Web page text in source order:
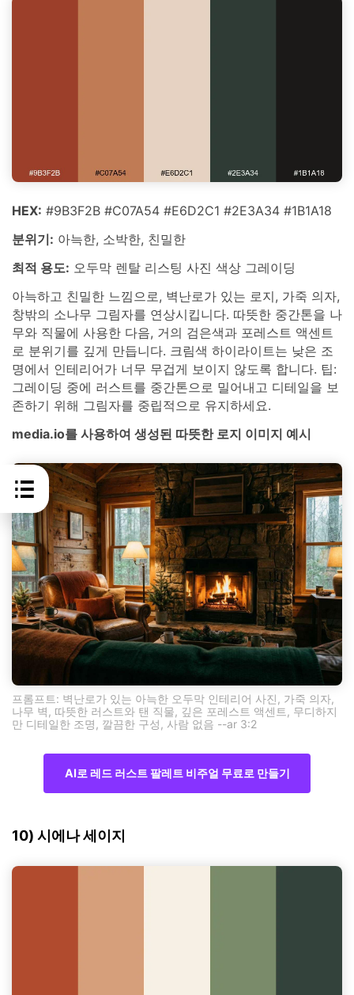
HEX: #9B3F2B #C07A54 #E6D2C1 #2E3A34 #1B1A18
분위기: 아늑한, 소박한, 친밀한
최적 용도: 오두막 렌탈 리스팅 사진 색상 그레이딩
아늑하고 친밀한 느낌으로, 벽난로가 있는 로지, 가죽 의자,
창밖의 소나무 그림자를 연상시킵니다. 따뜻한 중간톤을 나
무와 직물에 사용한 다음, 거의 검은색과 포레스트 액센트
로 분위기를 깊게 만듭니다. 크림색 하이라이트는 낮은 조
명에서 인테리어가 너무 무겁게 보이지 않도록 합니다. 팁:
그레이딩 중에 러스트를 중간톤으로 밀어내고 디테일을 보
존하기 위해 그림자를 중립적으로 유지하세요.
media.io를 사용하여 생성된 따뜻한 로지 이미지 예시
프롬프트: 벽난로가 있는 아늑한 오두막 인테리어 사진, 가죽 의자,
나무 벽, 따뜻한 러스트와 탠 직물, 깊은 포레스트 액센트, 무디하지
만 디테일한 조명, 깔끔한 구성, 사람 없음 --ar 3:2
AI로 레드 러스트 팔레트 비주얼 무료로 만들기
10) 시에나 세이지